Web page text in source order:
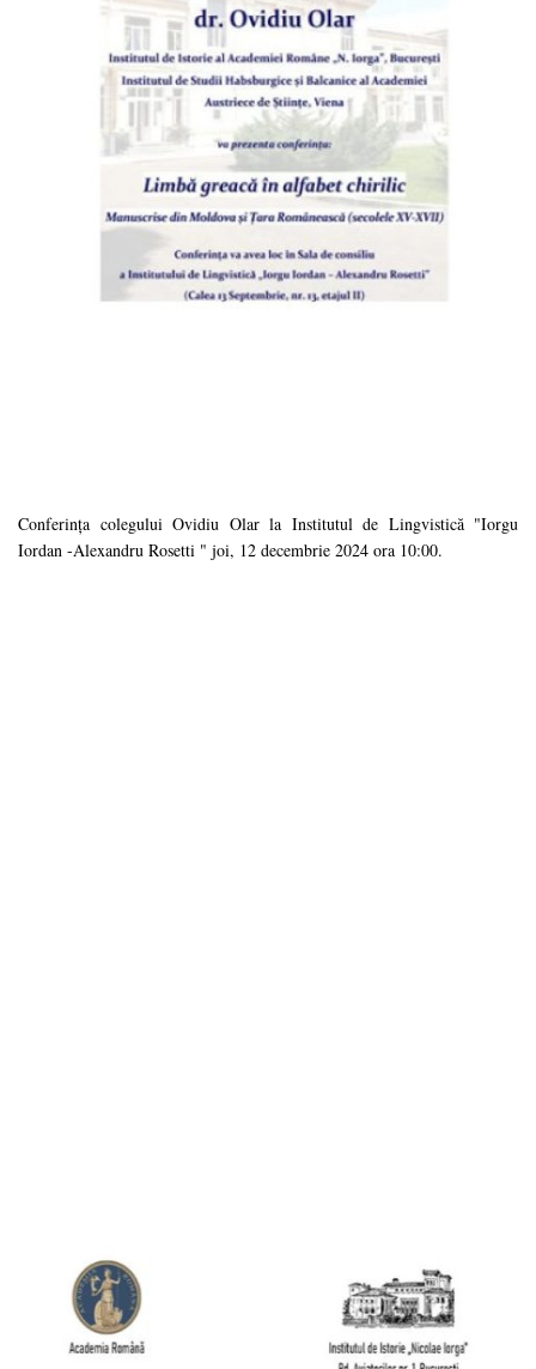
Conferința colegului Ovidiu Olar la Institutul de Lingvistică "Iorgu
Iordan -Alexandru Rosetti " joi, 12 decembrie 2024 ora 10:00.